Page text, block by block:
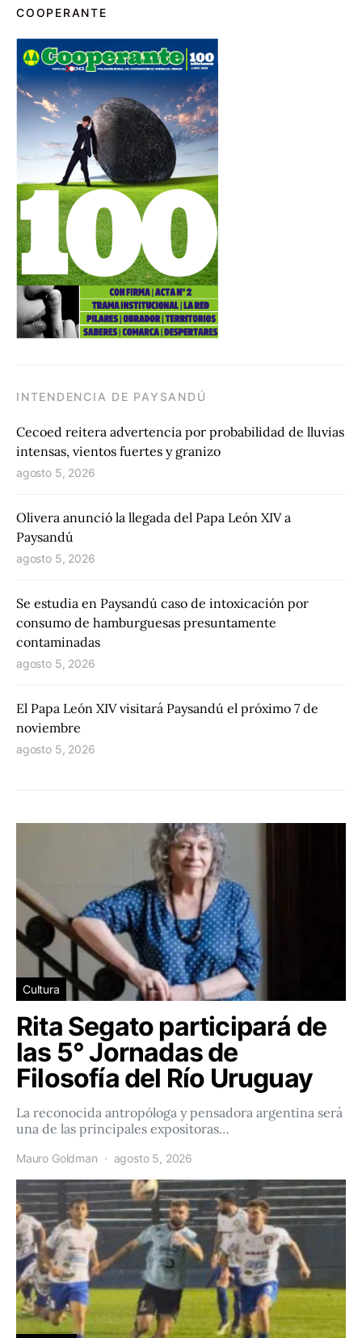
COOPERANTE
INTENDENCIA DE PAYSANDÚ
Cecoed reitera advertencia por probabilidad de lluvias
intensas, vientos fuertes y granizo
agosto 5, 2026
Olivera anunció la llegada del Papa León XIV a
Paysandú
agosto 5, 2026
Se estudia en Paysandú caso de intoxicación por
consumo de hamburguesas presuntamente
contaminadas
agosto 5, 2026
El Papa León XIV visitará Paysandú el próximo 7 de
noviembre
agosto 5, 2026
Cultura
Rita Segato participará de
las 5° Jornadas de
Filosofía del Río Uruguay
La reconocida antropóloga y pensadora argentina será
una de las principales expositoras…
Mauro Goldman agosto 5, 2026